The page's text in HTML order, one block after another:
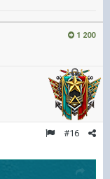
1 200
#16